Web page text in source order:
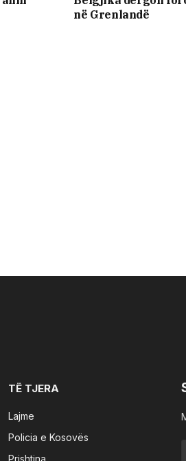
në Grenlandë
TË TJERA
Lajme
Policia e Kosovës
Prishtina